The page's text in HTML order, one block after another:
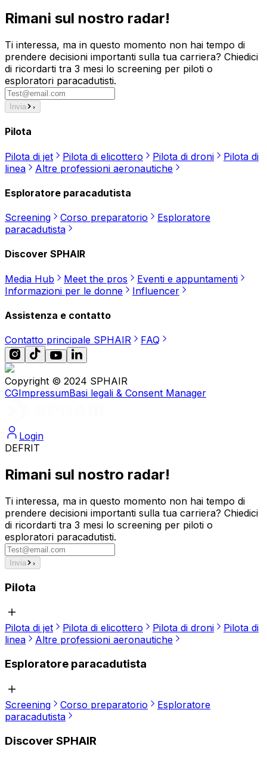
Rimani sul nostro radar!
Ti interessa, ma in questo momento non hai tempo di
prendere decisioni importanti sulla tua carriera? Chiedici
di ricordarti tra 3 mesi lo screening per piloti o
esploratori paracadutisti.
Invia
Pilota
Pilota di jet Pilota di elicottero Pilota di droni
Pilota di
linea
Altre professioni aeronautiche
Esploratore paracadutista
Screening Corso preparatorio
Esploratore
paracadutista
Discover SPHAIR
Media Hub Meet the pros
Eventi e appuntamenti
Informazioni per le donne
Influencer
Assistenza e contatto
Contatto principale SPHAIR FAQ
Copyright © 2024 SPHAIR
CGImpressumBasi legali & Consent Manager
Login
DEFRIT
Rimani sul nostro radar!
Ti interessa, ma in questo momento non hai tempo di
prendere decisioni importanti sulla tua carriera? Chiedici
di ricordarti tra 3 mesi lo screening per piloti o
esploratori paracadutisti.
Invia
Pilota
Pilota di jet Pilota di elicottero Pilota di droni
Pilota di
linea
Altre professioni aeronautiche
Esploratore paracadutista
Screening Corso preparatorio
Esploratore
paracadutista
Discover SPHAIR